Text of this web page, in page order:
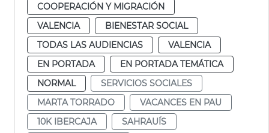
COOPERACIÓN Y MIGRACIÓN
VALENCIA
BIENESTAR SOCIAL
TODAS LAS AUDIENCIAS
VALENCIA
EN PORTADA
EN PORTADA TEMÁTICA
NORMAL
SERVICIOS SOCIALES
MARTA TORRADO
VACANCES EN PAU
10K IBERCAJA
SAHRAUÍS